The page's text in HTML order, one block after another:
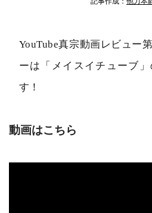
YouTube真宗動画レビュー
ーは「メイスイチューブ
す！
動画はこちら